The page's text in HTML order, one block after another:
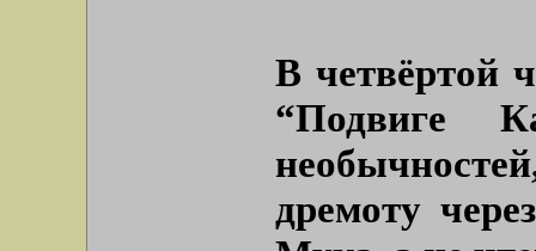
В четвёртой
“Подвиге
дремоту